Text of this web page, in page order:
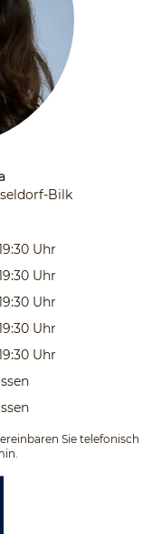
Bilk
Uhr
Uhr
Uhr
Uhr
Uhr
Sie telefonisch